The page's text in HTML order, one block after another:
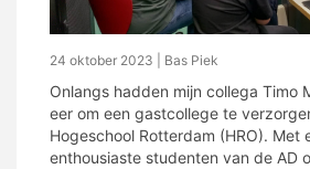
24 oktober 2023 | Bas Piek
Onlangs hadden mijn collega Timo
eer om een gastcollege te
Hogeschool Rotterdam (HRO). Met
enthousiaste studenten van de AD